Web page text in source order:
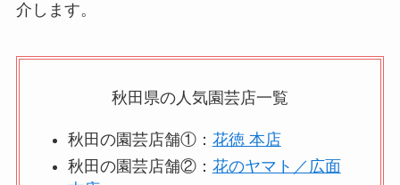
介します。
秋田県の人気園芸店一覧
秋田の園芸店舗①： 花徳 本店
秋田の園芸店舗②： 花のヤマト／広面